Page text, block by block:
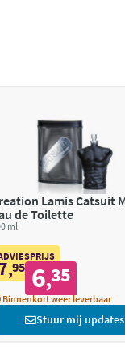
Lamis Catsuit
de Toilette
ml
,95 6,35
Binnenkort weer leverbaar
Stuur mij updates